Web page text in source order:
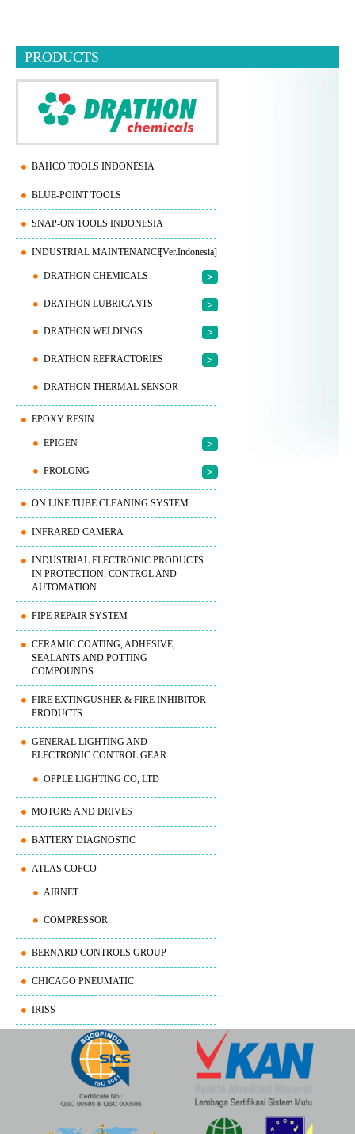
PRODUCTS
BAHCO TOOLS INDONESIA
BLUE-POINT TOOLS
SNAP-ON TOOLS INDONESIA
INDUSTRIAL MAINTENANCE[Ver.Indonesia]
DRATHON CHEMICALS >
DRATHON LUBRICANTS >
DRATHON WELDINGS >
DRATHON REFRACTORIES >
DRATHON THERMAL SENSOR
EPOXY RESIN
EPIGEN >
PROLONG >
ON LINE TUBE CLEANING SYSTEM
INFRARED CAMERA
INDUSTRIAL ELECTRONIC PRODUCTS
IN PROTECTION, CONTROL AND
AUTOMATION
PIPE REPAIR SYSTEM
CERAMIC COATING, ADHESIVE,
SEALANTS AND POTTING
COMPOUNDS
FIRE EXTINGUSHER & FIRE INHIBITOR
PRODUCTS
GENERAL LIGHTING AND
ELECTRONIC CONTROL GEAR
OPPLE LIGHTING CO, LTD
MOTORS AND DRIVES
BATTERY DIAGNOSTIC
ATLAS COPCO
AIRNET
COMPRESSOR
BERNARD CONTROLS GROUP
CHICAGO PNEUMATIC
IRISS